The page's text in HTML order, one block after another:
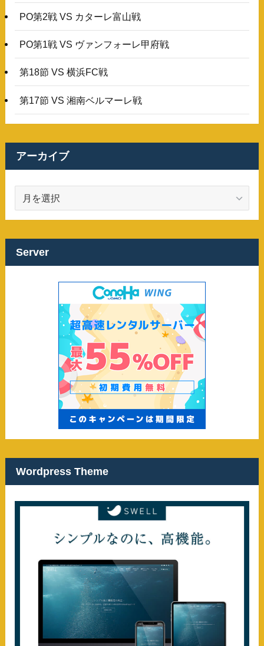
PO第2戦 VS カターレ富山戦
PO第1戦 VS ヴァンフォーレ甲府戦
第18節 VS 横浜FC戦
第17節 VS 湘南ベルマーレ戦
アーカイブ
カ
イ
ブ
Server
Wordpress Theme